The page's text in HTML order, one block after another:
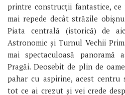
printre construcții fantastice,
mai repede decât străzile
Piata centrală (istorică) de
Astronomic și Turnul Vechii
mai spectaculoasă
Pragăi. Deosebit de plin de
pahar cu aspirine, acest centru
tot ce ai crezut și vei crede